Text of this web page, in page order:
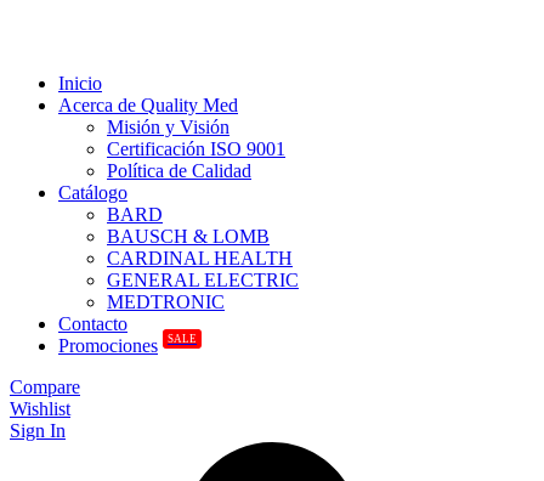
Inicio
Acerca de Quality Med
Misión y Visión
Certificación ISO 9001
Política de Calidad
Catálogo
BARD
BAUSCH & LOMB
CARDINAL HEALTH
GENERAL ELECTRIC
MEDTRONIC
Contacto
Promociones
SALE
Compare
Wishlist
Sign In